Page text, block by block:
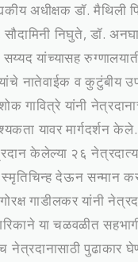
अधीक्षक डॉ. मैथिली
निघुते, डॉ.
यांच्यासह
नातेवाईक व कुटुंबीय
गावित्रे यांनी
यावर मार्गदर्शन केले.
केलेल्या २६
स्मृतिचिन्ह देऊन सन्मान
गाडीलकर यांनी
या चळवळीत
पुढाकार